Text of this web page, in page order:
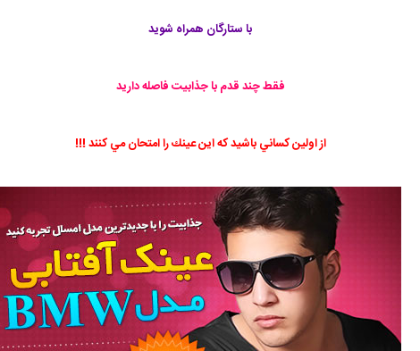
با ستارگان همراه شويد
فقط چند قدم با جذابيت فاصله داريد
از اولين كساني باشيد كه اين عينك را امتحان مي كنند !!!